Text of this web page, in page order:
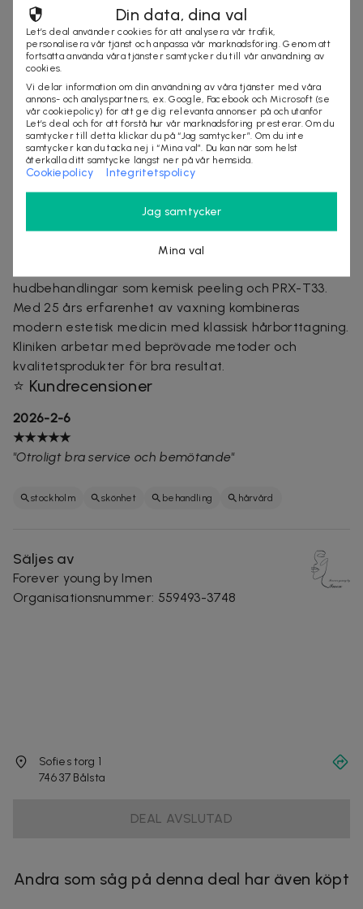
trombocyterna och injiceras tillbaka i huden eller
hårbotten.
Behandlingen ger fastare och mer elastisk hud,
förbättrar hudens lyster och kan även stärka
hårsäckarna för en fylligare och friskare hårväxt.
Perfekt för dig som vill ge din hud eller hår en naturlig
uppfräschning helt utan kemikalier.
Om Forever young by Imen
Kliniken drivs av certifierad behandlare med bred
kompetens inom estetiska behandlingar. Här erbjuds
injektionsbehandlingar som botulinumtoxin, filler,
hudbehandlingar som kemisk peeling och PRX-T33.
Med 25 års erfarenhet av vaxning kombineras
modern estetisk medicin med klassisk hårborttagning.
Kliniken arbetar med beprövade metoder och
kvalitetsprodukter för bra resultat.
⭐ Kundrecensioner
2026-2-6
★★★★★
"Otroligt bra service och bemötande"
stockholm skönhet behandling hårvård
Säljes av
Forever young by Imen
Organisationsnummer: 559493-3748
Sofies torg 1
746 37 Bålsta
DEAL AVSLUTAD
Andra som såg på denna deal har även köpt
Din data, dina val
Let’s deal använder cookies för att analysera vår trafik,
personalisera vår tjänst och anpassa vår marknadsföring. Genom att
fortsätta använda våra tjänster samtycker du till vår användning av
cookies.
Vi delar information om din användning av våra tjänster med våra
annons- och analyspartners, ex. Google, Facebook och Microsoft (se
vår cookiepolicy) för att ge dig relevanta annonser på och utanför
Let’s deal och för att förstå hur vår marknadsföring presterar. Om du
samtycker till detta klickar du på “Jag samtycker”. Om du inte
samtycker kan du tacka nej i “Mina val”. Du kan när som helst
återkalla ditt samtycke längst ner på vår hemsida.
Cookiepolicy Integritetspolicy
Jag samtycker
Mina val